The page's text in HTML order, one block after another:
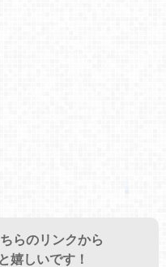
らのリンクから
嬉しいです！